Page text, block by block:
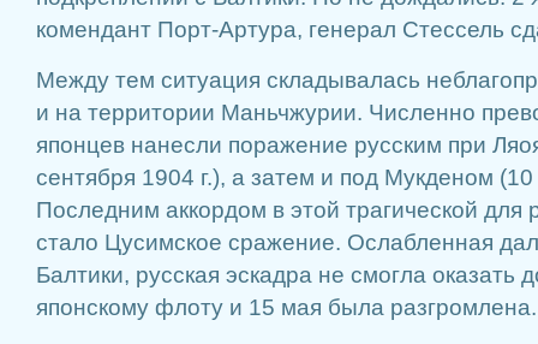
комендант Порт-Артура, генерал Стессель
Между тем ситуация складывалась
и на территории Маньчжурии. Численно
японцев нанесли поражение русским при
сентября 1904 г.), а затем и под Мукденом
Последним аккордом в этой трагической для
стало Цусимское сражение. Ослабленная
Балтики, русская эскадра не смогла оказать
японскому флоту и 15 мая была разгромлена.